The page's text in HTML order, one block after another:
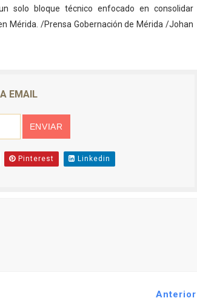
solo bloque técnico enfocado en consolidar
Mérida. /Prensa Gobernación de Mérida /Johan
EMAIL
Pinterest Linkedin
Anterior